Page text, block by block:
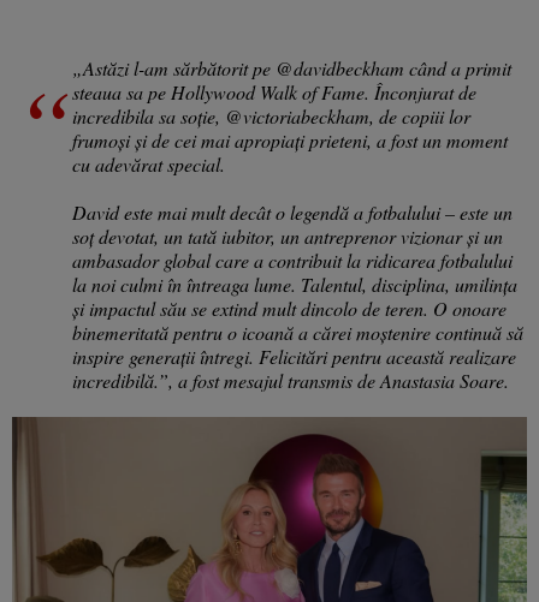
„Astăzi l-am sărbătorit pe @davidbeckham când a primit
steaua sa pe Hollywood Walk of Fame. Înconjurat de
incredibila sa soție, @victoriabeckham, de copiii lor
frumoși și de cei mai apropiați prieteni, a fost un moment
cu adevărat special.
David este mai mult decât o legendă a fotbalului – este un
soț devotat, un tată iubitor, un antreprenor vizionar și un
ambasador global care a contribuit la ridicarea fotbalului
la noi culmi în întreaga lume. Talentul, disciplina, umilința
și impactul său se extind mult dincolo de teren. O onoare
binemeritată pentru o icoană a cărei moștenire continuă să
inspire generații întregi. Felicitări pentru această realizare
incredibilă.”, a fost mesajul transmis de Anastasia Soare.